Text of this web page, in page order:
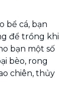
bể cá, bạn
để trồng khi
bạn một số
bèo, rong
chiên, thủy